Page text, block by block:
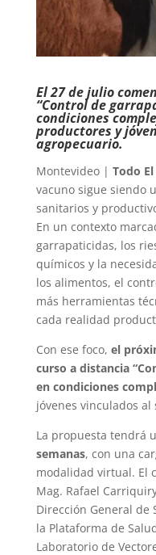
El 27 de julio
“Control de
condiciones
productores y
agropecuario.
Montevideo | Todo
vacuno sigue siendo
sanitarios y
En un contexto
garrapaticidas, los
químicos y la
los alimentos, el
más herramientas
cada realidad
Con ese foco, el
curso a distancia
en condiciones
jóvenes vinculados
La propuesta tendrá
semanas, con una
modalidad virtual. El
Mag. Rafael
Dirección General de
la Plataforma de
Laboratorio de